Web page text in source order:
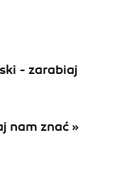
- zarabiaj
nam znać »